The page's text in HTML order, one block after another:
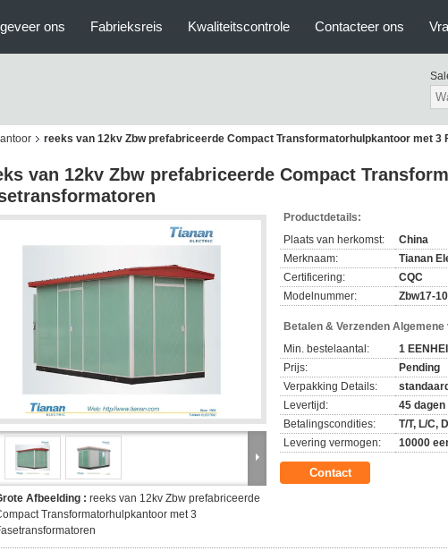
ons Fabrieksreis Kwaliteitscontrole Contacteer ons
reeks van 12kv Zbw prefabriceerde Compact Transformatorhulpkantoor met 3
van 12kv Zbw prefabriceerde Compact
Afbeelding : reeks van 12kv Zbw prefabriceerde
Transformatorhulpkantoor met 3
Productdetails:
Plaats van herkomst:
China
Merknaam:
Tianan
Certificering:
CQC
Modelnummer:
Zbw17-10
Betalen & Verzenden
Min. bestelaantal:
1
Prijs:
Pending
Verpakking Details:
Levertijd:
45 dagen
Betalingscondities:
T/T, L/C,
Levering vermogen:
10000
Contact